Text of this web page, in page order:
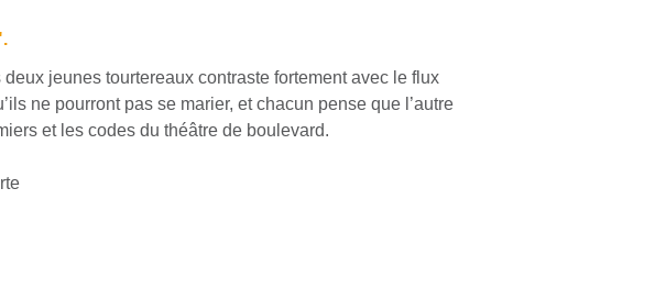
jeunes tourtereaux contraste fortement avec le flux
ne pourront pas se marier, et chacun pense que l’autre
et les codes du théâtre de boulevard.